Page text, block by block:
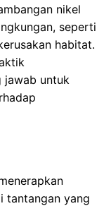
nikel
seperti
habitat.
jawab untuk
tantangan yang